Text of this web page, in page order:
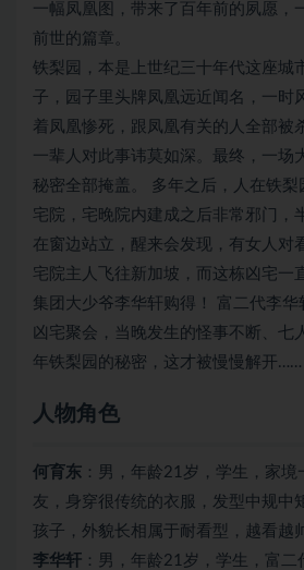
一幅凤凰图，带来了百年前的夙愿，
前世的篇章。
铁梨园，本是上世纪三十年代这座城
子，园子里头牌凤凰远近闻名，一时
着凤凰惨死，跟凤凰有关的人全部被
一辈人对此事讳莫如深。最终，一场
秘密全部掩盖。 多年之后，人在铁梨
宅院，宅晚院内建成之后非常邪门，
在窗边站立，醒来会发现，有女人对
宅院主人飞往新加坡，而这栋凶宅一
集团大少爷李华轩购得！ 富二代李华
凶宅聚会，当晚发生的怪事不断、七
年铁梨园的秘密，这才被慢慢解开……
人物角色
何育东 ：男，年龄21岁，学生，家境
友，身穿很传统的衣服，发型中规中
孩子，外貌长相属于耐看型，越看越
李华轩 ：男，年龄21岁，学生，富